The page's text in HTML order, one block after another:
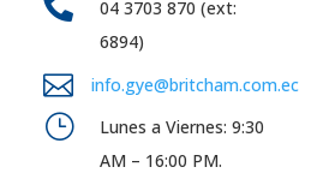

04 3703 870 (ext:
6894)
 info.gye@britcham.com.ec
}
Lunes a Viernes: 9:30
AM – 16:00 PM.